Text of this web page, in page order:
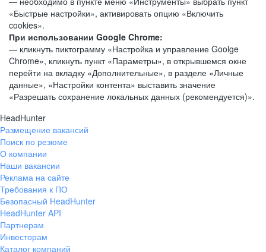
«Быстрые настройки», активировать опцию «Включить
cookies».
При использовании Google Chrome:
— кликнуть пиктограмму «Настройка и управление Goolge
Chrome», кликнуть пункт «Параметры», в открывшемся окне
перейти на вкладку «Дополнительные», в разделе «Личные
данные», «Настройки контента» выставить значение
«Разрешать сохранение локальных данных (рекомендуется)».
HeadHunter
Размещение вакансий
Поиск по резюме
О компании
Наши вакансии
Реклама на сайте
Требования к ПО
Безопасный HeadHunter
HeadHunter API
Партнерам
Инвесторам
Каталог компаний